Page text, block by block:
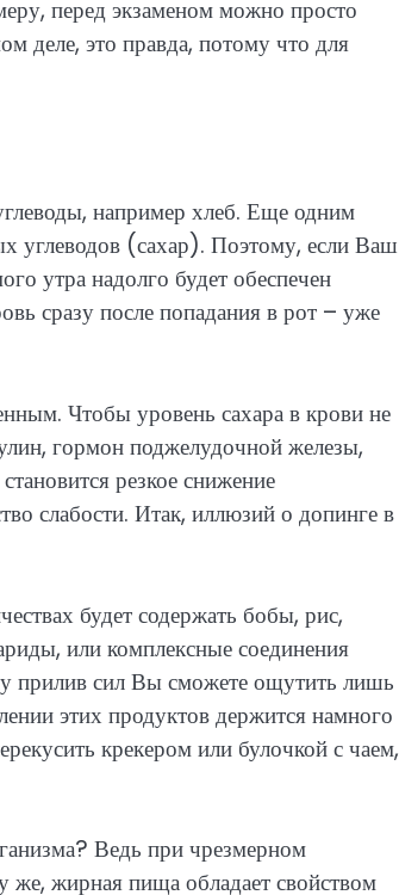
перед экзаменом можно просто
деле, это правда, потому что для
например хлеб. Еще одним
углеводов (сахар). Поэтому, если Ваш
утра надолго будет обеспечен
сразу после попадания в рот – уже
Чтобы уровень сахара в крови не
гормон поджелудочной железы,
резкое снижение
слабости. Итак, иллюзий о допинге в
будет содержать бобы, рис,
или комплексные соединения
прилив сил Вы сможете ощутить лишь
этих продуктов держится намного
крекером или булочкой с чаем,
Ведь при чрезмерном
же, жирная пища обладает свойством